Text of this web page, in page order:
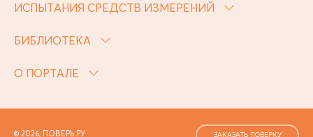
ИСПЫТАНИЯ СРЕДСТВ ИЗМЕРЕНИЙ
БИБЛИОТЕКА
О ПОРТАЛЕ
© 2026, ПОВЕРЬ.РУ ЗАКАЗАТЬ ПОВЕРКУ